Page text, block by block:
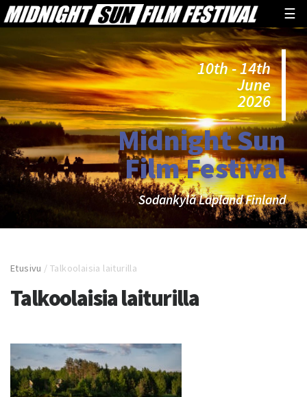
☰
10th - 14th
June
2026
Midnight Sun
Film Festival
Sodankylä Lapland Finland
Etusivu /Talkoolaisia laiturilla
Talkoolaisia laiturilla